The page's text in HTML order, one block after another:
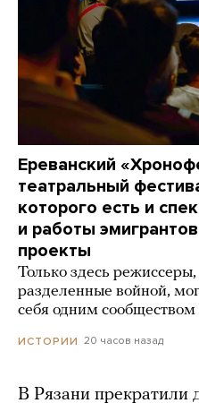
Ереванский
театральный
которого есть и
и работы
проекты
Только здесь
разделенные войной,
себя одним сообществом
ИСТОРИИ 20 часов назад
В Рязани прекратили